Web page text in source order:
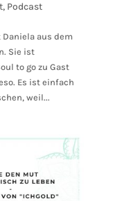
, Podcast
aus dem
Sie ist
to go zu Gast
Es ist einfach
weil...